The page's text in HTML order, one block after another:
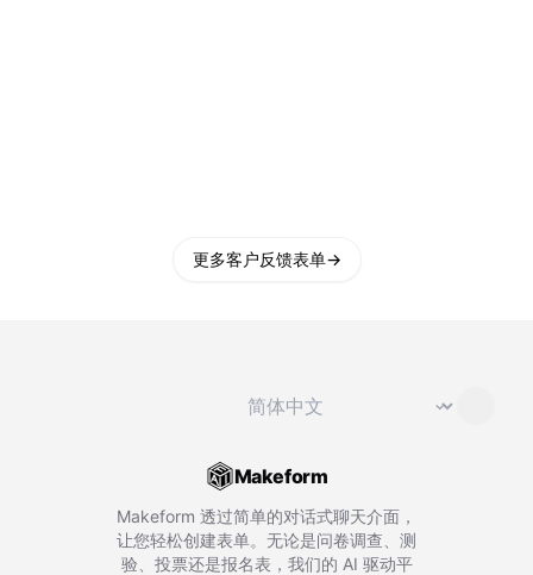
更多客户反馈表单→
切换语言 ⌄
Makeform
Makeform 透过简单的对话式聊天介面，
让您轻松创建表单。无论是问卷调查、测
验、投票还是报名表，我们的 AI 驱动平